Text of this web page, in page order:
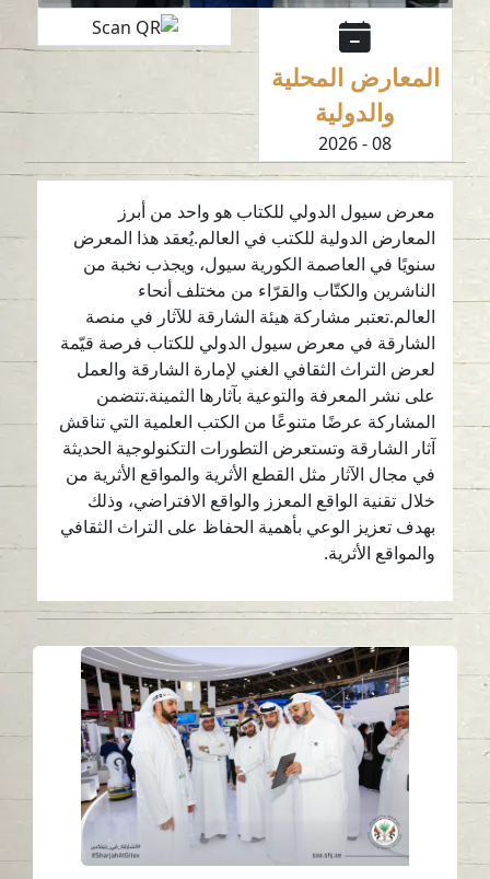
المعارض المحلية
والدولية
08 - 2026
معرض سيول الدولي للكتاب هو واحد من أبرز
المعارض الدولية للكتب في العالم.يُعقد هذا المعرض
سنويًا في العاصمة الكورية سيول، ويجذب نخبة من
الناشرين والكتّاب والقرّاء من مختلف أنحاء
العالم.تعتبر مشاركة هيئة الشارقة للآثار في منصة
الشارقة في معرض سيول الدولي للكتاب فرصة قيّمة
لعرض التراث الثقافي الغني لإمارة الشارقة والعمل
على نشر المعرفة والتوعية بآثارها الثمينة.تتضمن
المشاركة عرضًا متنوعًا من الكتب العلمية التي تناقش
آثار الشارقة وتستعرض التطورات التكنولوجية الحديثة
في مجال الآثار مثل القطع الأثرية والمواقع الأثرية من
خلال تقنية الواقع المعزز والواقع الافتراضي، وذلك
بهدف تعزيز الوعي بأهمية الحفاظ على التراث الثقافي
والمواقع الأثرية.